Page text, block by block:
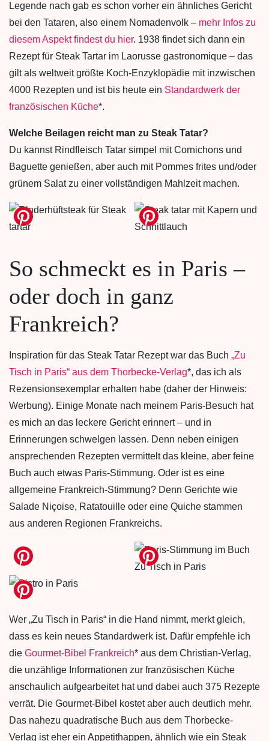
Legende nach gab es schon vorher ein ähnliches Gericht
bei den Tataren, also einem Nomadenvolk – mehr Infos zu
diesem Aspekt findest du hier. 1938 findet sich dann ein
Rezept für Steak Tartar im Laorusse gastronomique – das
gilt als weltweit größte Koch-Enzyklopädie mit inzwischen
4000 Rezepten und ist bis heute ein Standardwerk der
französischen Küche*.
Welche Beilagen reicht man zu Steak Tatar?
Du kannst Rindfleisch Tatar simpel mit Cornichons und
Baguette genießen, aber auch mit Pommes frites und/oder
grünem Salat zu einer vollständigen Mahlzeit machen.
So schmeckt es in Paris –
oder doch in ganz
Frankreich?
Inspiration für das Steak Tatar Rezept war das Buch „Zu
Tisch in Paris“ aus dem Thorbecke-Verlag*, das ich als
Rezensionsexemplar erhalten habe (daher der Hinweis:
Werbung). Einige Monate nach meinem Paris-Besuch hat
es mich an das leckere Gericht erinnert – und in
Erinnerungen schwelgen lassen. Denn neben einigen
ansprechenden Rezepten vermittelt das kleine, aber feine
Buch auch etwas Paris-Stimmung. Oder ist es eine
allgemeine Frankreich-Stimmung? Denn Gerichte wie
Salade Niçoise, Ratatouille oder eine Quiche stammen
aus anderen Regionen Frankreichs.
Wer „Zu Tisch in Paris“ in die Hand nimmt, merkt gleich,
dass es kein neues Standardwerk ist. Dafür empfehle ich
die Gourmet-Bibel Frankreich* aus dem Christian-Verlag,
die unzählige Informationen zur französischen Küche
anschaulich aufgearbeitet hat und dabei auch 375 Rezepte
verrät. Die Gourmet-Bibel kostet aber auch deutlich mehr.
Das nahezu quadratische Buch aus dem Thorbecke-
Verlag ist eher ein Appetithappen, ähnlich wie ein Steak